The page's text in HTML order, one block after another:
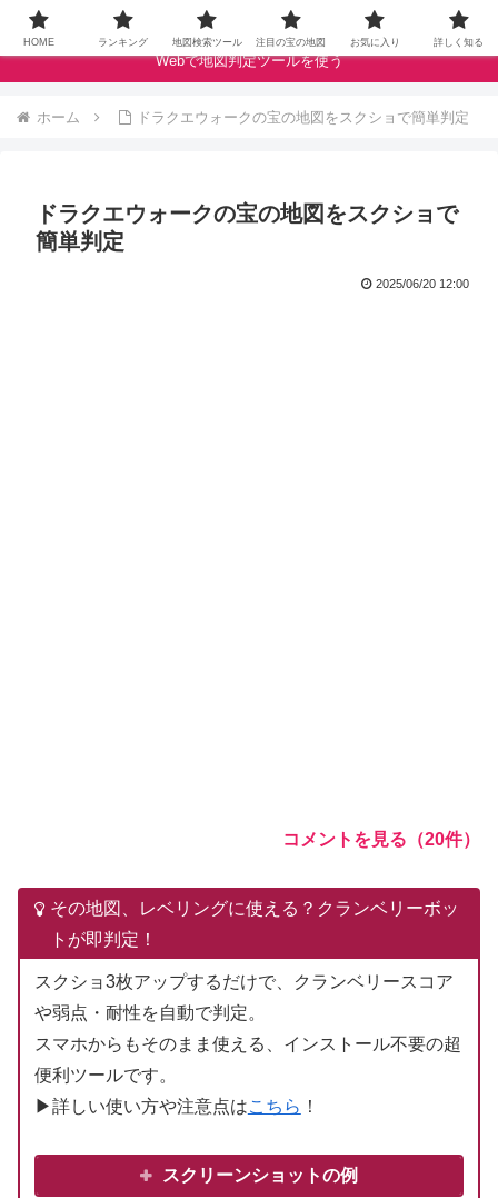
ドラクエウォークの宝の地図をクランベリースコアで評価します
Webで地図判定ツールを使う
ホーム ドラクエウォークの宝の地図をスクショで簡単判定
ドラクエウォークの宝の地図をスクショで
簡単判定
2025/06/20 12:00
コメントを見る（20件）
その地図、レベリングに使える？クランベリーボッ
トが即判定！
スクショ3枚アップするだけで、クランベリースコア
や弱点・耐性を自動で判定。
スマホからもそのまま使える、インストール不要の超
便利ツールです。
▶詳しい使い方や注意点はこちら ！
スクリーンショットの例
HOME ランキング 地図検索ツール 注目の宝の地図 お気に入り 詳しく知る